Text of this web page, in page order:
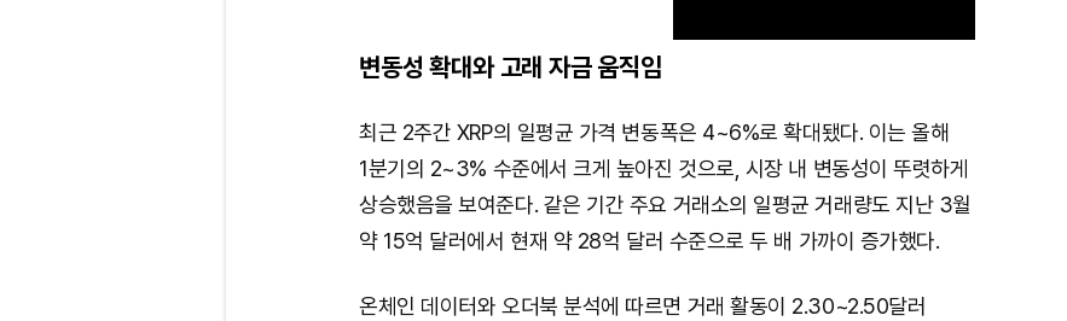
M
u
t
변동성 확대와 고래 자금 움직임
최근 2주간 XRP의 일평균 가격 변동폭은 4~6%로 확대됐다. 이는 올해
1분기의 2~3% 수준에서 크게 높아진 것으로, 시장 내 변동성이 뚜렷하게
상승했음을 보여준다. 같은 기간 주요 거래소의 일평균 거래량도 지난 3월
약 15억 달러에서 현재 약 28억 달러 수준으로 두 배 가까이 증가했다.
온체인 데이터와 오더북 분석에 따르면 거래 활동이 2.30~2.50달러